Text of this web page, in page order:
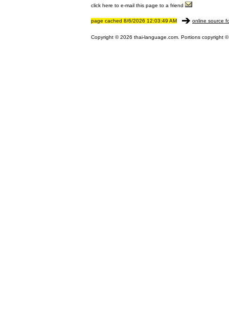
click here to e-mail this page to a friend
page cached 8/6/2026 12:03:49 AM online source
Copyright © 2026 thai-language.com. Portions copyright